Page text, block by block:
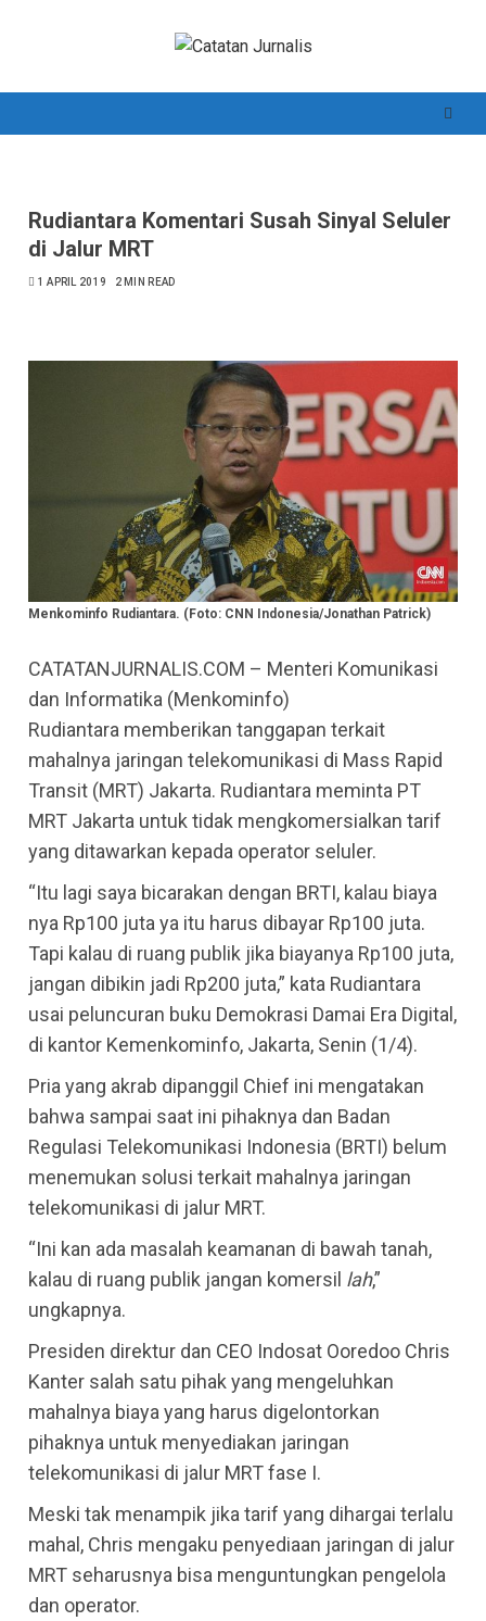
Rudiantara Komentari Susah Sinyal Seluler
di Jalur MRT
1 APRIL 2019 2 MIN READ
Menkominfo Rudiantara. (Foto: CNN Indonesia/Jonathan Patrick)
CATATANJURNALIS.COM – Menteri Komunikasi
dan Informatika (Menkominfo)
Rudiantara memberikan tanggapan terkait
mahalnya jaringan telekomunikasi di Mass Rapid
Transit (MRT) Jakarta. Rudiantara meminta PT
MRT Jakarta untuk tidak mengkomersialkan tarif
yang ditawarkan kepada operator seluler.
“Itu lagi saya bicarakan dengan BRTI, kalau biaya
nya Rp100 juta ya itu harus dibayar Rp100 juta.
Tapi kalau di ruang publik jika biayanya Rp100 juta,
jangan dibikin jadi Rp200 juta,” kata Rudiantara
usai peluncuran buku Demokrasi Damai Era Digital,
di kantor Kemenkominfo, Jakarta, Senin (1/4).
Pria yang akrab dipanggil Chief ini mengatakan
bahwa sampai saat ini pihaknya dan Badan
Regulasi Telekomunikasi Indonesia (BRTI) belum
menemukan solusi terkait mahalnya jaringan
telekomunikasi di jalur MRT.
“Ini kan ada masalah keamanan di bawah tanah,
kalau di ruang publik jangan komersil lah,”
ungkapnya.
Presiden direktur dan CEO Indosat Ooredoo Chris
Kanter salah satu pihak yang mengeluhkan
mahalnya biaya yang harus digelontorkan
pihaknya untuk menyediakan jaringan
telekomunikasi di jalur MRT fase I.
Meski tak menampik jika tarif yang dihargai terlalu
mahal, Chris mengaku penyediaan jaringan di jalur
MRT seharusnya bisa menguntungkan pengelola
dan operator.